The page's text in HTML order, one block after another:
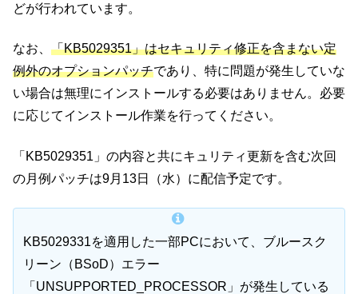
どが行われています。
なお、 「KB5029351」はセキュリティ修正を含まない定
例外のオプションパッチであり、特に問題が発生していな
い場合は無理にインストールする必要はありません。必要
に応じてインストール作業を行ってください。
「KB5029351」の内容と共にキュリティ更新を含む次回
の月例パッチは9月13日（水）に配信予定です。
KB5029331を適用した一部PCにおいて、ブルースク
リーン（BSoD）エラー
「UNSUPPORTED_PROCESSOR」が発生している